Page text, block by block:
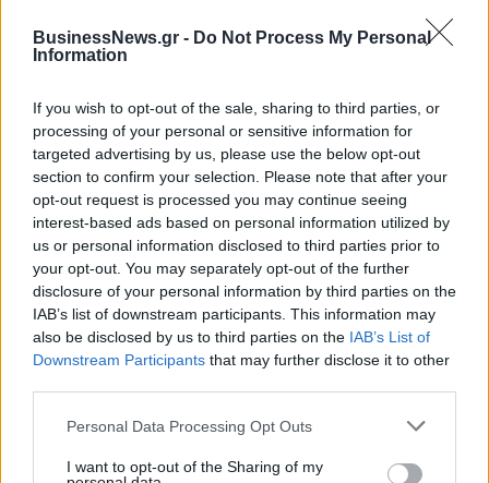
BusinessNews.gr - Do Not Process My Personal
Information
If you wish to opt-out of the sale, sharing to third parties, or
processing of your personal or sensitive information for
targeted advertising by us, please use the below opt-out
section to confirm your selection. Please note that after your
opt-out request is processed you may continue seeing
interest-based ads based on personal information utilized by
us or personal information disclosed to third parties prior to
your opt-out. You may separately opt-out of the further
disclosure of your personal information by third parties on the
IAB’s list of downstream participants. This information may
also be disclosed by us to third parties on the IAB’s List of
Downstream Participants that may further disclose it to other
Personal Data Processing Opt Outs
I want to opt-out of the Sharing of my
παίκτης του Πανιώνιου
Evergood: Άγγιξε τα 300 εκατ. ο
τζίρος- Στα 10 εκατ. ευρώ το
Όμιλος AKTOR: Εξαγοράζει το 75% των ΗΛΕΚΤΩΡ και THALIS –
Στρατηγική συνεργασία με τη Motor Oil
ΔΕΗ: Ισχυρή ανάπτυξη στο α΄
εξάμηνο 2026 με
προσαρμοσμένο EBITDA στα 1,2
δισ. ευρώ
TV: Η σκακιέρα της νέας σεζόν
IAB Hellas: Νέα Διοικούσα Επιτροπή και νέο Διοικητικό Συμβούλιο -